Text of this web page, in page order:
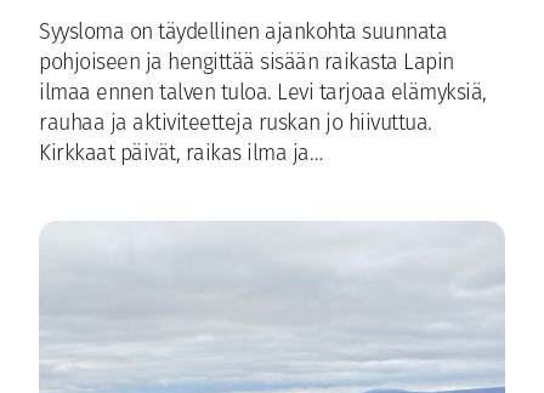
Syysloma on täydellinen ajankohta suunnata
pohjoiseen ja hengittää sisään raikasta Lapin
ilmaa ennen talven tuloa. Levi tarjoaa elämyksiä,
rauhaa ja aktiviteetteja ruskan jo hiivuttua.
Kirkkaat päivät, raikas ilma ja…